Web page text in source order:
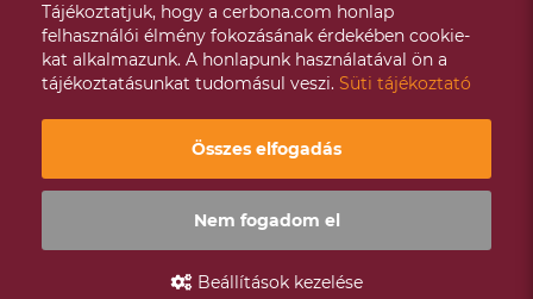
ADATKEZELÉSI TÁJÉKOZTATÓ
VISSZAÉLÉS BEJELENTÉSI RENDSZER
ÉVES ENERGETIKAI JELENTÉS
Copyright © 2021 - 2026 Cerbona |Designed & Powered by
Tájékoztatjuk, hogy a cerbona.com honlap
felhasználói élmény fokozásának érdekében cookie-
kat alkalmazunk. A honlapunk használatával ön a
tájékoztatásunkat tudomásul veszi. Süti tájékoztató
Összes elfogadás
Nem fogadom el
Beállítások kezelése